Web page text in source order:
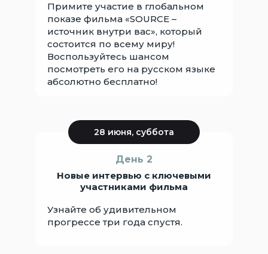
Примите участие в глобальном
показе фильма «SOURCE –
источник внутри вас», который
состоится по всему миру!
Воспользуйтесь шансом
посмотреть его на русском языке
абсолютно бесплатно!
Узнайте об удивительном
прогрессе три года спустя.
Новые интервью с ключевыми
участниками фильма
28 июня, суббота
День 2